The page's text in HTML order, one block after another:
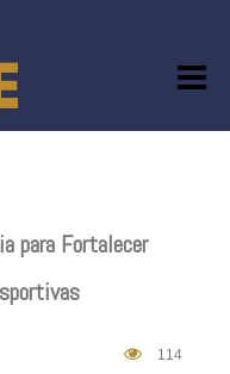
para Fortalecer
114